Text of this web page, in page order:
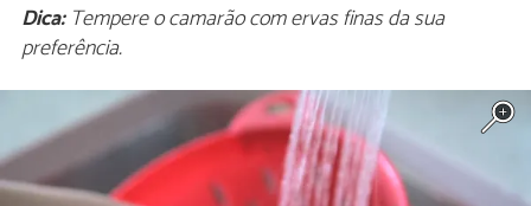
Dica:Tempere o camarão com ervas finas da sua
preferência.